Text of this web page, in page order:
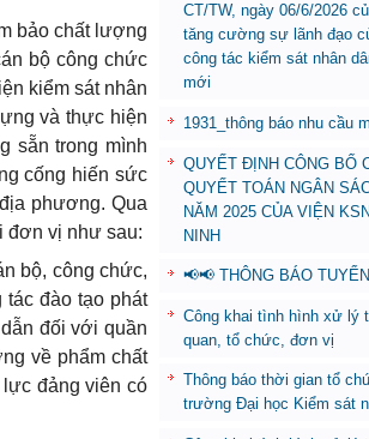
bảo chất lượng
bộ công chức
kiểm sát nhân
và thực hiện
sẵn trong mình
cống hiến sức
phương. Qua
đơn vị như sau:
bộ, công chức,
đào tạo phát
đối với quần
về phẩm chất
đảng viên có
CT/TW, ngày 06/6/2026
tăng cường sự lãnh đạo
công tác kiểm sát nhân
mới
1931_thông báo nhu cầu
QUYẾT ĐỊNH CÔNG BỐ
QUYẾT TOÁN NGÂN
NĂM 2025 CỦA VIỆN
NINH
📢📢 THÔNG BÁO
Công khai tình hình xử lý
quan, tổ chức, đơn vị
Thông báo thời gian tổ
trường Đại học Kiểm sát